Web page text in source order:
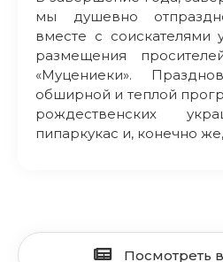
мы душевно
вместе с
размещения
«Муцениеки».
обширной и теплой
рождественских
пипаркукас и, конечно
Посмотреть